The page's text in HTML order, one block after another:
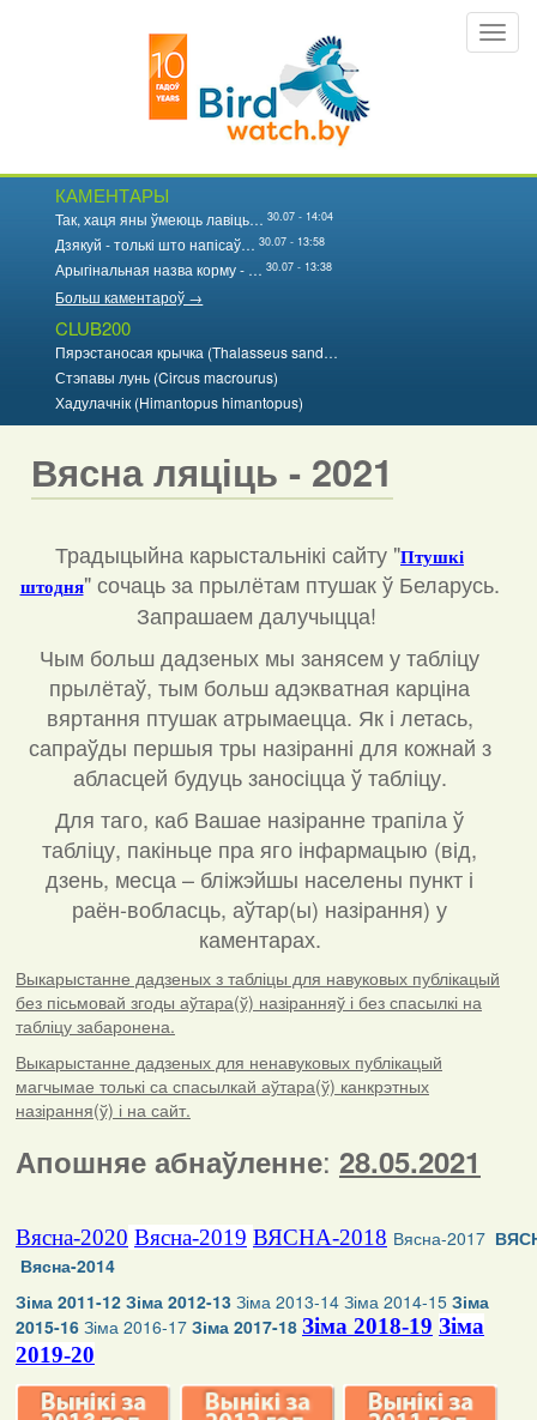
КАМЕНТАРЫ
Так, хаця яны ўмеюць лавіць… 30.07 - 14:04
Дзякуй - толькі што напісаў… 30.07 - 13:58
Арыгінальная назва корму - … 30.07 - 13:38
Больш каментароў →
CLUB200
Пярэстаносая крычка (Thalasseus sand…
Стэпавы лунь (Circus macrourus)
Хадулачнік (Himantopus himantopus)
Вясна ляціць - 2021
Традыцыйна карыстальнікі сайту "Птушкі
штодня" сочаць за прылётам птушак ў Беларусь.
Запрашаем далучыцца!
Чым больш дадзеных мы занясем у табліцу
прылётаў, тым больш адэкватная карціна
вяртання птушак атрымаецца. Як і летась,
сапраўды першыя тры назіранні для кожнай з
абласцей будуць заносіцца ў табліцу.
Для таго, каб Вашае назіранне трапіла ў
табліцу, пакіньце пра яго інфармацыю (від,
дзень, месца – бліжэйшы населены пункт і
раён-вобласць, аўтар(ы) назірання) у
каментарах.
Выкарыстанне дадзеных з табліцы для навуковых публікацый
без пісьмовай згоды аўтара(ў) назіранняў і без спасылкі на
табліцу забаронена.
Выкарыстанне дадзеных для ненавуковых публікацый
магчымае толькі са спасылкай аўтара(ў) канкрэтных
назірання(ў) і на сайт.
Апошняе абнаўленне: 28.05.2021
Вясна-2020 Вясна-2019 ВЯСНА-2018 Вясна-2017
Вясна-2014
Зіма 2011-12 Зіма 2012-13 Зіма 2013-14 Зіма 2014-15 Зіма
2015-16 Зіма 2016-17 Зіма 2017-18 Зіма 2018-19 Зіма
2019-20